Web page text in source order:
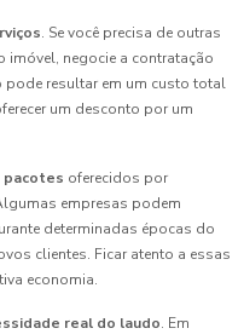
. Se você precisa de outras
imóvel, negocie a contratação
resultar em um custo total
um desconto por um
pacotes oferecidos por
empresas podem
determinadas épocas do
clientes. Ficar atento a essas
economia.
real do laudo. Em